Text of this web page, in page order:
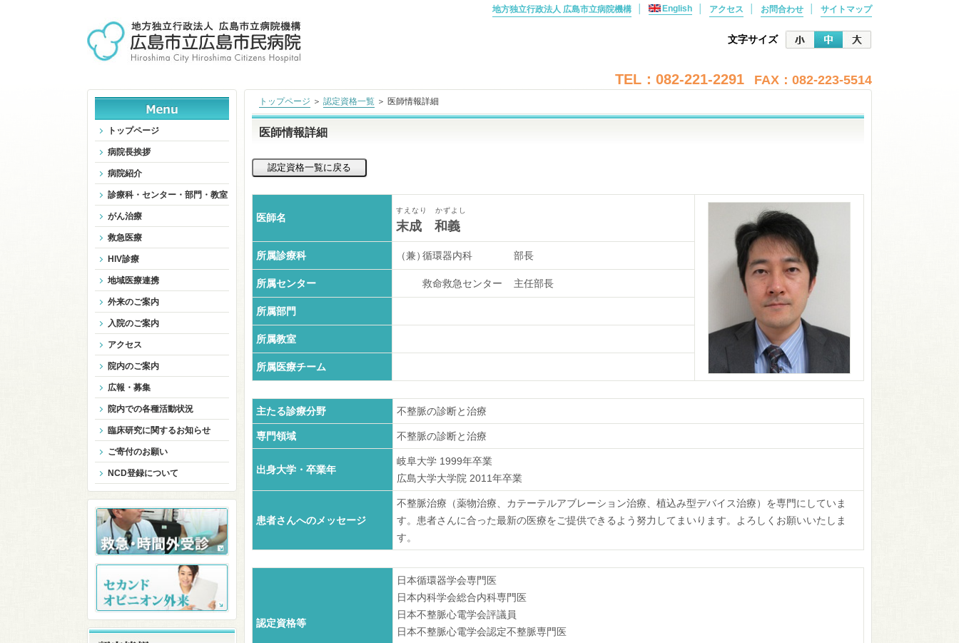
地方独立行政法人 広島市立病院機構 English アクセス お問合わせ サイトマップ
文字サイズ
TEL：082-221-2291 FAX：082-223-5514
トップページ ＞ 認定資格一覧 ＞ 医師情報詳細
医師情報詳細
医師名
すえなり かずよし
末成 和義
所属診療科 （兼）循環器内科 部長
所属センター 救命救急センター 主任部長
所属部門
所属教室
所属医療チーム
主たる診療分野 不整脈の診断と治療
専門領域 不整脈の診断と治療
出身大学・卒業年
岐阜大学 1999年卒業
広島大学大学院 2011年卒業
患者さんへのメッセージ
不整脈治療（薬物治療、カテーテルアブレーション治療、植込み型デバイス治療）を専門にしていま
す。患者さんに合った最新の医療をご提供できるよう努力してまいります。よろしくお願いいたしま
す。
認定資格等
日本循環器学会専門医
日本内科学会総合内科専門医
日本不整脈心電学会評議員
日本不整脈心電学会認定不整脈専門医
トップページ
病院長挨拶
病院紹介
診療科・センター・部門・教室
がん治療
救急医療
HIV診療
地域医療連携
外来のご案内
入院のご案内
アクセス
院内のご案内
広報・募集
院内での各種活動状況
臨床研究に関するお知らせ
ご寄付のお願い
NCD登録について